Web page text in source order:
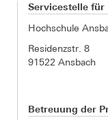
Servicestelle für
Hochschule
Residenzstr. 8
91522 Ansbach
Betreuung der